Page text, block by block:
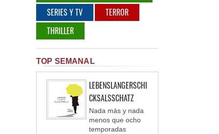
SERIES Y TV
TERROR
THRILLER
TOP SEMANAL
LEBENSLANGERSCHI
CKSALSSCHATZ
Nada más y nada
menos que ocho
temporadas